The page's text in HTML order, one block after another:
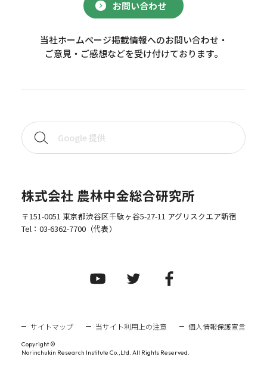
お問い合わせ
当社ホームページ掲載情報へのお問い合わせ・
ご意見・ご感想などを受け付けております。
株式会社 農林中金総合研究所
〒151-0051 東京都渋谷区千駄ヶ谷5-27-11 アグリスクエア新宿
Tel： 03-6362-7700（代表）
サイトマップ 当サイト利用上の注意 個人情報保護宣言
Copyright ©
Norinchukin Research Institute Co.,Ltd. All Rights Reserved.